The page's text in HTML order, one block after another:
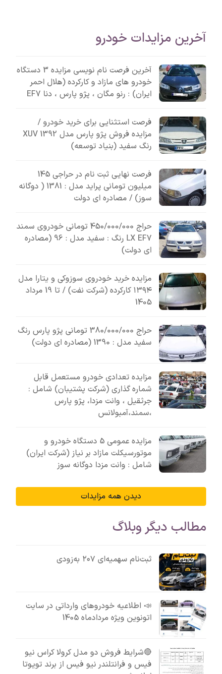
آخرین مزایدات خودرو
آخرین فرصت نام نویسی مزایده 3 دستگاه
خودرو های مازاد و کارکرده (هلال احمر
ایران) : رنو مگان ، پژو پارس ، دنا EF7
فرصت استثنایی برای خرید خودرو /
مزایده فروش پژو پارس مدل 1392 XUV
رنگ سفید (بنیاد توسعه)
فرصت نهایی ثبت نام در حراجی 145
میلیون تومانی پراید مدل : 1381 ( دوگانه
سوز) / مصادره ای دولت
حراج 450/000/000 تومانی خودروی سمند
LX EF7 رنگ : سفید مدل : 96 (مصادره
ای دولت)
مزایده خرید خودروی سوزوکی و یتارا مدل
۱۳۹۴ کارکرده (شرکت نفت) / تا 19 مرداد
1405
حراج 380/000/000 تومانی پژو پارس رنگ
سفید مدل : 1390 (مصادره ای دولت)
مزایده تعدادی خودرو مستعمل قابل
شماره گذاری (شرکت پشتیبان) شامل :
جرثقیل ، وانت مزدا، پژو پارس
،سمند،آمبولانس
مزایده عمومی 5 دستگاه خودرو و
موتورسیکلت مازاد بر نیاز (شرکت ایران)
شامل : وانت مزدا دوگانه سوز
دیدن همه مزایدات
مطالب دیگر وبلاگ
ثبت‌نام سهمیه‌ای ۲۰۷ به‌زودی
📣 اطلاعیه خودروهای وارداتی در سایت
اتونوین ویژه مردادماه 1405
🔴شرایط فروش دو مدل کرولا کراس نیو
فیس و فرانتلندر نیو فیس از برند تویوتا